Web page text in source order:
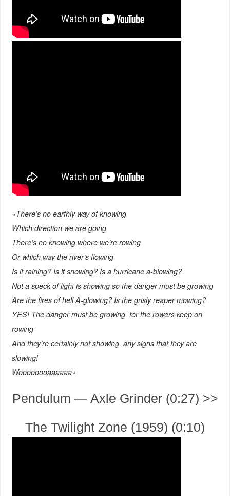
«There’s no earthly way of knowing
Which direction we are going
There’s no knowing where we’re rowing
Or which way the river’s flowing
Is it raining? Is it snowing? Is a hurricane a-blowing?
Not a speck of light is showing so the danger must be growing
Are the fires of hell A-glowing? Is the grisly reaper mowing?
YES! The danger must be growing, for the rowers keep on
rowing
And they’re certainly not showing, any signs that they are
slowing!
Woooooooaaaaaa»
Pendulum — Axle Grinder (0:27) >>
The Twilight Zone (1959) (0:10)